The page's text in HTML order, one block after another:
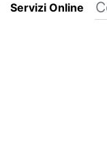
Servizi Online